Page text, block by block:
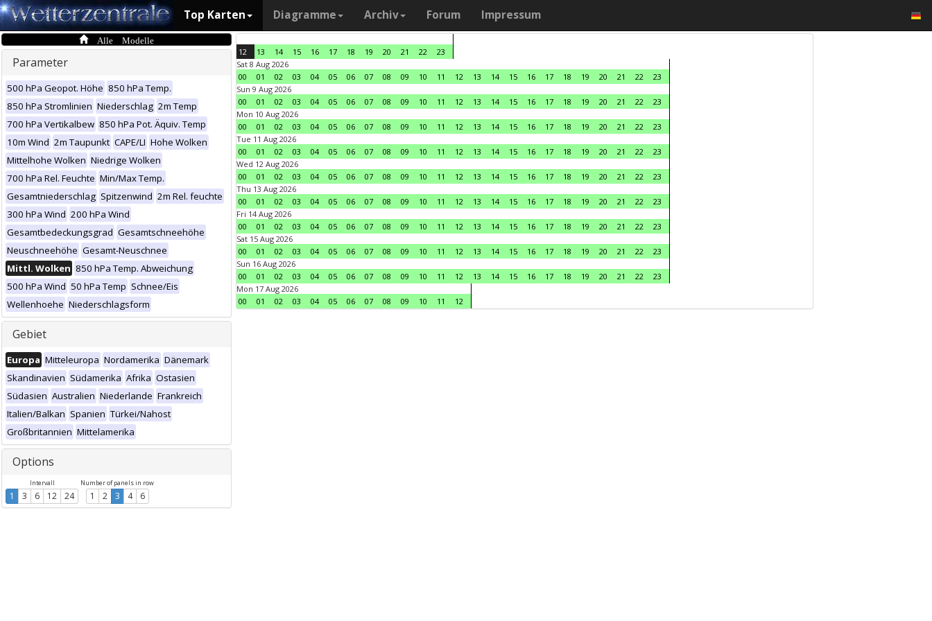
Top Karten Diagramme Archiv Forum Impressum
Alle Modelle
Parameter
500 hPa Geopot. Höhe 850 hPa Temp.
850 hPa Stromlinien Niederschlag 2m Temp
700 hPa Vertikalbew 850 hPa Pot. Äquiv. Temp
10m Wind 2m Taupunkt CAPE/LI Hohe Wolken
Mittelhohe Wolken Niedrige Wolken
700 hPa Rel. Feuchte Min/Max Temp.
Gesamtniederschlag Spitzenwind 2m Rel. feuchte
300 hPa Wind 200 hPa Wind
Gesamtbedeckungsgrad Gesamtschneehöhe
Neuschneehöhe Gesamt-Neuschnee
Mittl. Wolken 850 hPa Temp. Abweichung
500 hPa Wind 50 hPa Temp Schnee/Eis
Wellenhoehe Niederschlagsform
Gebiet
Europa Mitteleuropa Nordamerika Dänemark
Skandinavien Südamerika Afrika Ostasien
Südasien Australien Niederlande Frankreich
Italien/Balkan Spanien Türkei/Nahost
Großbritannien Mittelamerika
Options
Intervall
1 3 6 12 24
Number of panels in row
1 2 3 4 6
12 13 14 15 16 17 18 19 20 21 22
23
Sat 8 Aug 2026
00
01 02 03 04 05 06 07 08 09 10 11 12 13 14 15 16 17 18 19 20 21 22
23
Sun 9 Aug 2026
00
01 02 03 04 05 06 07 08 09 10 11 12 13 14 15 16 17 18 19 20 21 22
23
Mon 10 Aug 2026
00
01 02 03 04 05 06 07 08 09 10 11 12 13 14 15 16 17 18 19 20 21 22
23
Tue 11 Aug 2026
00
01 02 03 04 05 06 07 08 09 10 11 12 13 14 15 16 17 18 19 20 21 22
23
Wed 12 Aug 2026
00
01 02 03 04 05 06 07 08 09 10 11 12 13 14 15 16 17 18 19 20 21 22
23
Thu 13 Aug 2026
00
01 02 03 04 05 06 07 08 09 10 11 12 13 14 15 16 17 18 19 20 21 22
23
Fri 14 Aug 2026
00
01 02 03 04 05 06 07 08 09 10 11 12 13 14 15 16 17 18 19 20 21 22
23
Sat 15 Aug 2026
00
01 02 03 04 05 06 07 08 09 10 11 12 13 14 15 16 17 18 19 20 21 22
23
Sun 16 Aug 2026
00
01 02 03 04 05 06 07 08 09 10 11 12 13 14 15 16 17 18 19 20 21 22
23
Mon 17 Aug 2026
00
01 02 03 04 05 06 07 08 09 10 11 12